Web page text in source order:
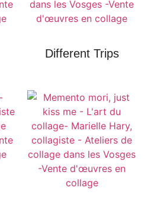
Different Trips